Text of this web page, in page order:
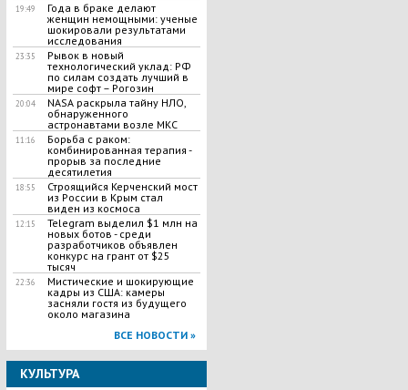
19:49
Года в браке делают
женщин немощными: ученые
шокировали результатами
исследования
23:35
Рывок в новый
технологический уклад: РФ
по силам создать лучший в
мире софт – Рогозин
20:04
NASA раскрыла тайну НЛО,
обнаруженного
астронавтами возле МКС
11:16
Борьба с раком:
комбинированная терапия -
прорыв за последние
десятилетия
18:55
Строящийся Керченский мост
из России в Крым стал
виден из космоса
12:15
Telegram выделил $1 млн на
новых ботов - среди
разработчиков объявлен
конкурс на грант от $25
тысяч
22:36
Мистические и шокирующие
кадры из США: камеры
засняли гостя из будущего
около магазина
ВСЕ НОВОСТИ »
КУЛЬТУРА